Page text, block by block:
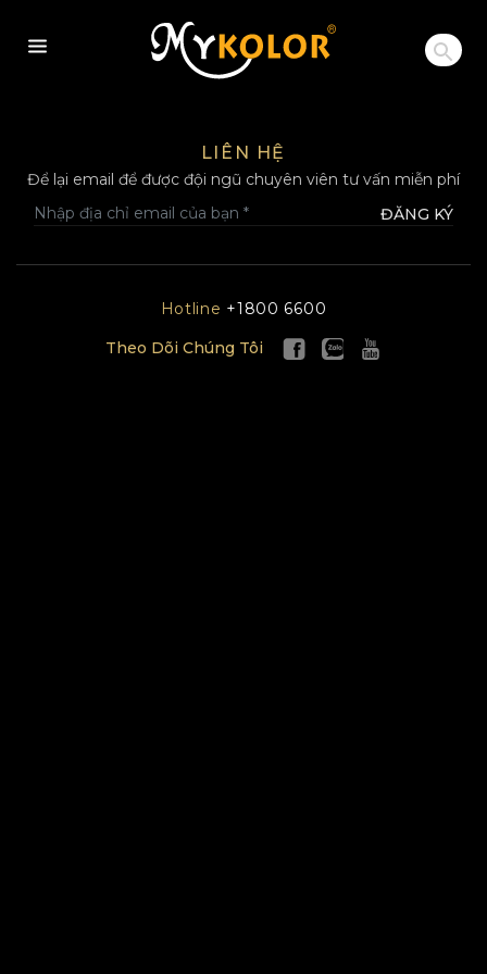
MYKOLOR
LIÊN HỆ
Để lại email để được đội ngũ chuyên viên tư vấn miễn phí
ĐĂNG KÝ
Hotline +1800 6600
Theo Dõi Chúng Tôi